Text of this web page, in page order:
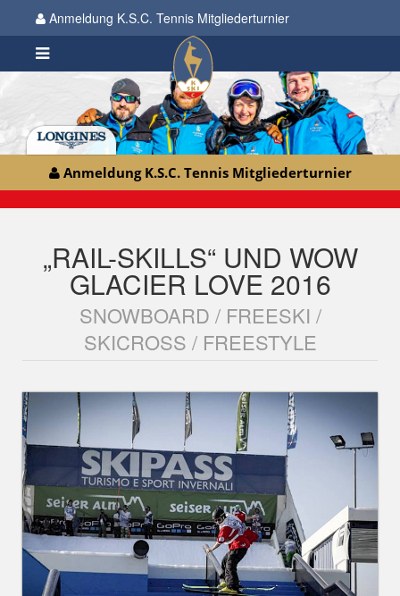
Anmeldung K.S.C. Tennis Mitgliederturnier
Anmeldung K.S.C. Tennis Mitgliederturnier
„RAIL-SKILLS“ UND WOW
GLACIER LOVE 2016
SNOWBOARD / FREESKI /
SKICROSS / FREESTYLE